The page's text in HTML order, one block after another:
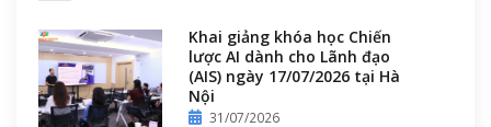
Khai giảng khóa học Chiến
lược AI dành cho Lãnh đạo
(AIS) ngày 17/07/2026 tại Hà
Nội
31/07/2026